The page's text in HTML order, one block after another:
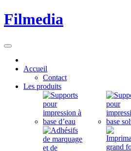
Filmedia
Accueil
Contact
Les produits